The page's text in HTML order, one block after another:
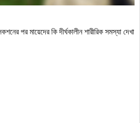
পর মায়েদের কি দীর্ঘকালীন শারীরিক সমস্যা দেখা